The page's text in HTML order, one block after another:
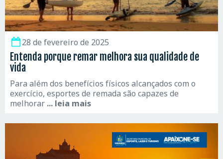
28 de fevereiro de 2025
Entenda porque remar melhora sua qualidade de
vida
Para além dos benefícios físicos alcançados com o
exercício, esportes de remada são capazes de
melhorar ... leia mais